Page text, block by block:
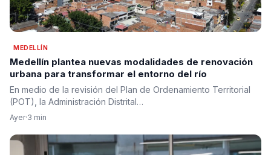
MEDELLÍN
Medellín plantea nuevas modalidades de renovación
urbana para transformar el entorno del río
En medio de la revisión del Plan de Ordenamiento Territorial
(POT), la Administración Distrital…
Ayer·3 min